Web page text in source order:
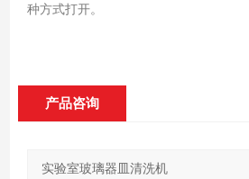
种方式打开。
产品咨询